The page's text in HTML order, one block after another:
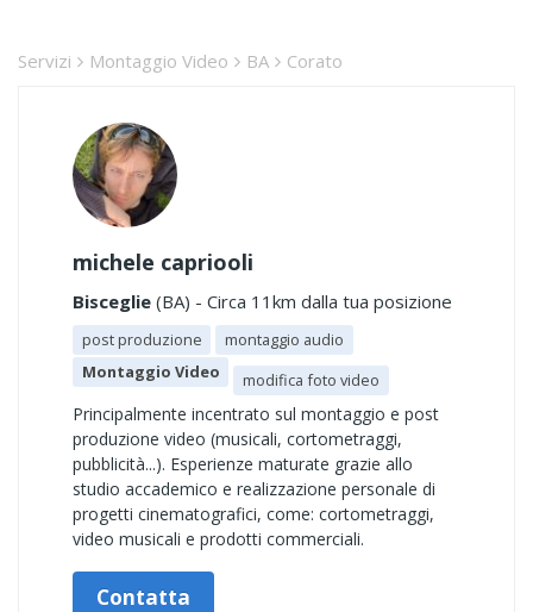
Servizi Montaggio Video BA Corato
michele capriooli
Bisceglie (BA) - Circa 11km dalla tua posizione
post produzione
montaggio audio
Montaggio Video
modifica foto video
Principalmente incentrato sul montaggio e post
produzione video (musicali, cortometraggi,
pubblicità...). Esperienze maturate grazie allo
studio accademico e realizzazione personale di
progetti cinematografici, come: cortometraggi,
video musicali e prodotti commerciali.
Contatta